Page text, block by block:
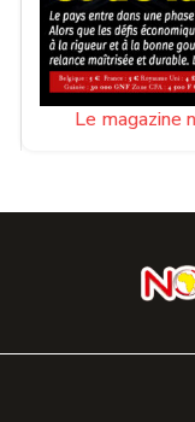
Le magazine